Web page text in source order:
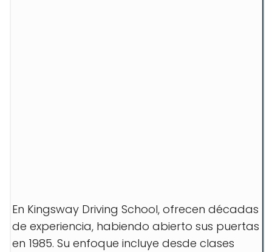
En Kingsway Driving School, ofrecen décadas
de experiencia, habiendo abierto sus puertas
en 1985. Su enfoque incluye desde clases